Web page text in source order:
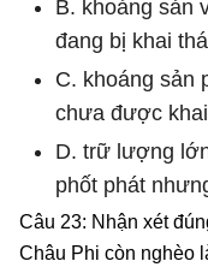
B. khoảng sản
đang bị khai
C. khoáng sản
chưa được
D. trữ lượng
phốt phát
Câu 23: Nhận xét
Châu Phi còn nghèo